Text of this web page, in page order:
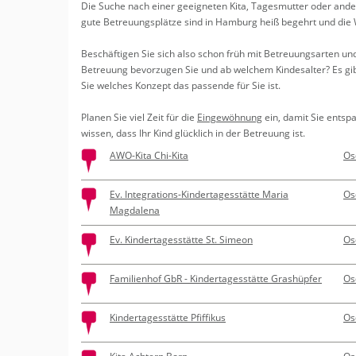
Kitas
Apotheken
Erledigungen
Kurse
Regionale Tipps
Die Suche nach einer ge­eig­ne­ten Kita, Ta­ges­mut­ter oder
gute Be­treu­ungs­plät­ze sind in Ham­burg heiß be­gehrt und
Be­schäf­ti­gen Sie sich also schon früh mit Be­treu­ungs­ar­ten
Be­treu­ung be­vor­zu­gen Sie und ab wel­chem Kin­des­al­ter? Es
Sie wel­ches Kon­zept das pas­sen­de für Sie ist.
Pla­nen Sie viel Zeit für die Ein­ge­wöh­nungein, damit Sie
wis­sen, dass Ihr Kind glück­lich in der Be­treu­ung ist.
AWO-Kita Chi-Kita
Ev. Integrations-Kindertagesstätte Maria
Magdalena
Ev. Kindertagesstätte St. Simeon
Familienhof GbR - Kindertagesstätte Grashüpfer
Kindertagesstätte Pfiffikus